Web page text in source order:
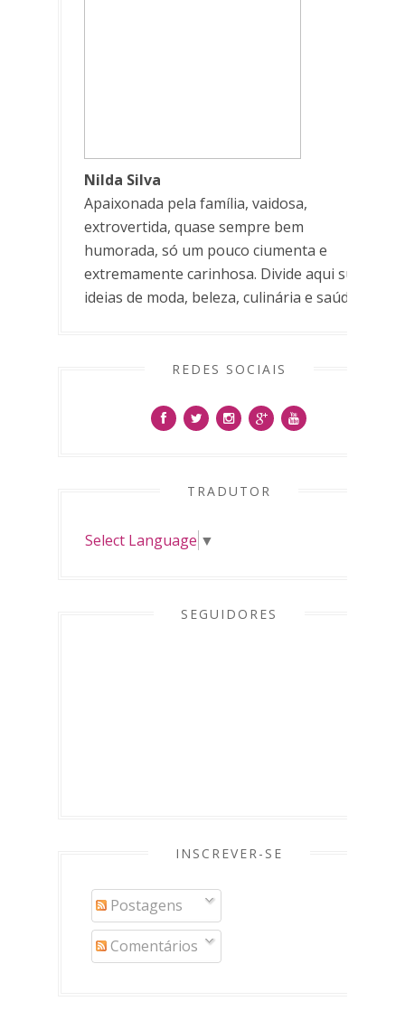
Nilda Silva
Apaixonada pela família, vaidosa,
extrovertida, quase sempre bem
humorada, só um pouco ciumenta e
extremamente carinhosa. Divide aqui suas
ideias de moda, beleza, culinária e saúde.
REDES SOCIAIS
TRADUTOR
Select Language ▼
SEGUIDORES
INSCREVER-SE
Postagens
Comentários